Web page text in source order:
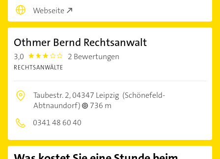
Webseite
Othmer Bernd Rechtsanwalt
3,0 3.0 2 Bewertungen
RECHTSANWÄLTE
Taubestr. 2,04347 Leipzig (Schönefeld-
Abtnaundorf)
736 m
0341 48 60 40